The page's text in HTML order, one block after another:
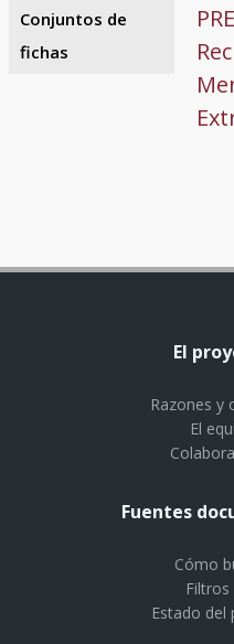
Conjuntos de
fichas
El
Razones y
El
Fuentes
Cómo
Filtros
Estado del